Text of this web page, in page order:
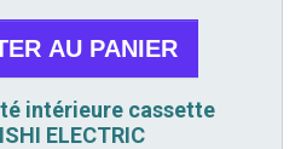
AU PANIER
intérieure cassette
ELECTRIC